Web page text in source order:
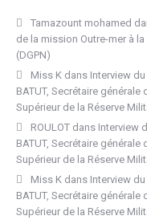
Tamazount mohamed
de la mission Outre-mer à
(DGPN)
Miss K dans Interview
BATUT, Secrétaire générale
Supérieur de la Réserve
ROULOT dans Interview
BATUT, Secrétaire générale
Supérieur de la Réserve
Miss K dans Interview
BATUT, Secrétaire générale
Supérieur de la Réserve